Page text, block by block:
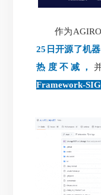
作为AGIROS
25日开源了机
热度不减，
Framework-